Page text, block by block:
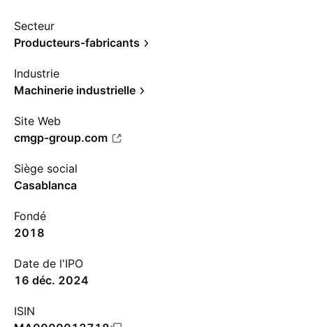
Secteur
Producteurs-fabricants
Industrie
Machinerie industrielle
Site Web
cmgp-group.com
Siège social
Casablanca
Fondé
2018
Date de l'IPO
16 déc. 2024
ISIN